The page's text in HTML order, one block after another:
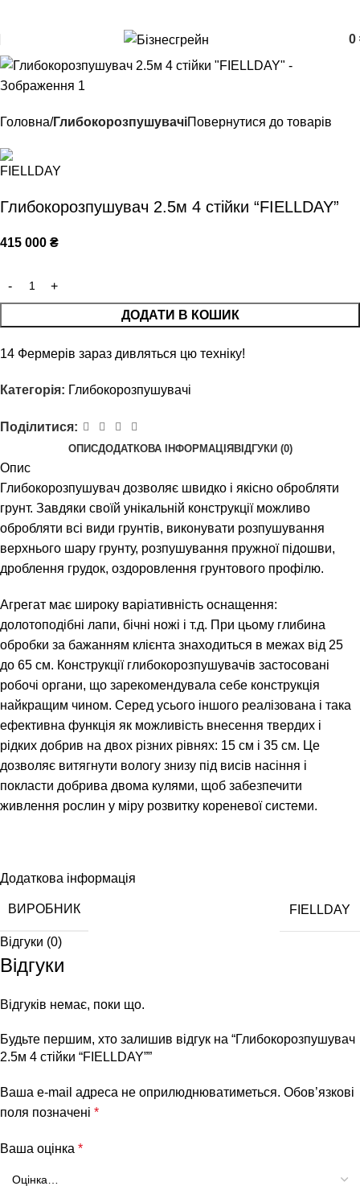
0
Головна ГлибокорозпушувачіПовернутися до товарів
Глибокорозпушувач 2.5м 4 стійки “FIELLDAY”
415 000 ₴
ДОДАТИ В КОШИК
14 Фермерів зараз дивляться цю техніку!
Категорія: Глибокорозпушувачі
Поділитися:
ОПИСДОДАТКОВА ІНФОРМАЦІЯ ВІДГУКИ (0)
Опис
Глибокорозпушувач дозволяє швидко і якісно обробляти
грунт. Завдяки своїй унікальній конструкції можливо
обробляти всі види грунтів, виконувати розпушування
верхнього шару грунту, розпушування пружної підошви,
дроблення грудок, оздоровлення грунтового профілю.
Агрегат має широку варіативність оснащення:
долотоподібні лапи, бічні ножі і т.д. При цьому глибина
обробки за бажанням клієнта знаходиться в межах від 25
до 65 см. Конструкції глибокорозпушувачів застосовані
робочі органи, що зарекомендувала себе конструкція
найкращим чином. Серед усього іншого реалізована і така
ефективна функція як можливість внесення твердих і
рідких добрив на двох різних рівнях: 15 см і 35 см. Це
дозволяє витягнути вологу знизу під висів насіння і
покласти добрива двома кулями, щоб забезпечити
живлення рослин у міру розвитку кореневої системи.
Додаткова інформація
ВИРОБНИК FІELLDAY
Відгуки (0)
Відгуки
Відгуків немає, поки що.
Будьте першим, хто залишив відгук на “Глибокорозпушувач
2.5м 4 стійки “FIELLDAY””
Ваша e-mail адреса не оприлюднюватиметься. Обов’язкові
поля позначені *
Ваша оцінка *